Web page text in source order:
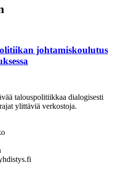
johtamiskoulutus
talouspolitiikkaa dialogisesti
ylittäviä verkostoja.